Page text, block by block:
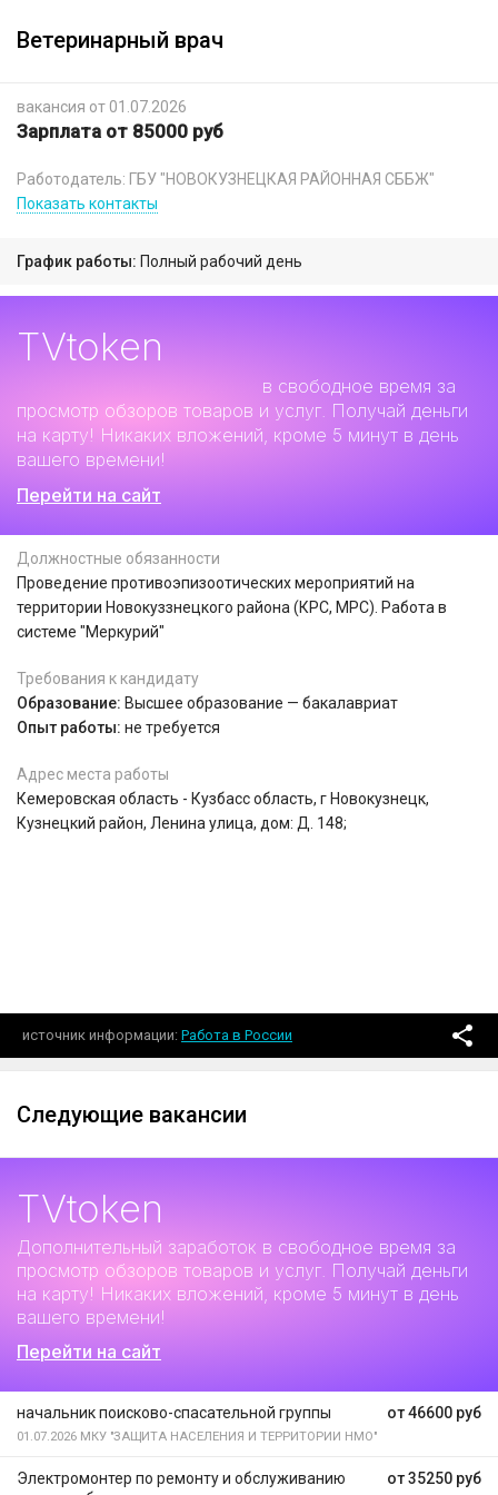
Ветеринарный врач
вакансия от 01.07.2026
Зарплата от 85000 руб
Работодатель: ГБУ "НОВОКУЗНЕЦКАЯ РАЙОННАЯ СББЖ"
Показать контакты
График работы: Полный рабочий день
TVtoken
в свободное время за
просмотр обзоров товаров и услуг. Получай деньги
на карту! Никаких вложений, кроме 5 минут в день
вашего времени!
Перейти на сайт
Должностные обязанности
Проведение противоэпизоотических мероприятий на
территории Новокуззнецкого района (КРС, МРС). Работа в
системе "Меркурий"
Требования к кандидату
Образование: Высшее образование — бакалавриат
Опыт работы: не требуется
Адрес места работы
Кемеровская область - Кузбасс область, г Новокузнецк,
Кузнецкий район, Ленина улица, дом: Д. 148;
источник информации Работа в России
Следующие вакансии
TVtoken
Дополнительный заработок в свободное время за
просмотр обзоров товаров и услуг. Получай деньги
на карту! Никаких вложений, кроме 5 минут в день
вашего времени!
Перейти на сайт
от 46600 руб
начальник поисково-спасательной группы
01.07.2026 МКУ "ЗАЩИТА НАСЕЛЕНИЯ И ТЕРРИТОРИИ НМО"
от 35250 руб
Электромонтер по ремонту и обслуживанию